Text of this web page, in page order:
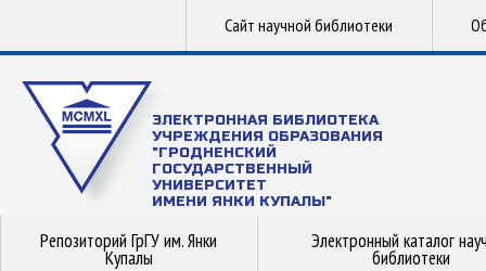
Сайт научной библиотеки
ЭЛЕКТРОННАЯ БИБЛИОТЕКА
УЧРЕЖДЕНИЯ ОБРАЗОВАНИЯ
"ГРОДНЕНСКИЙ
ГОСУДАРСТВЕННЫЙ
УНИВЕРСИТЕТ
ИМЕНИ ЯНКИ КУПАЛЫ"
Репозиторий ГрГУ им. Янки
Купалы
Электронный каталог
библиотеки